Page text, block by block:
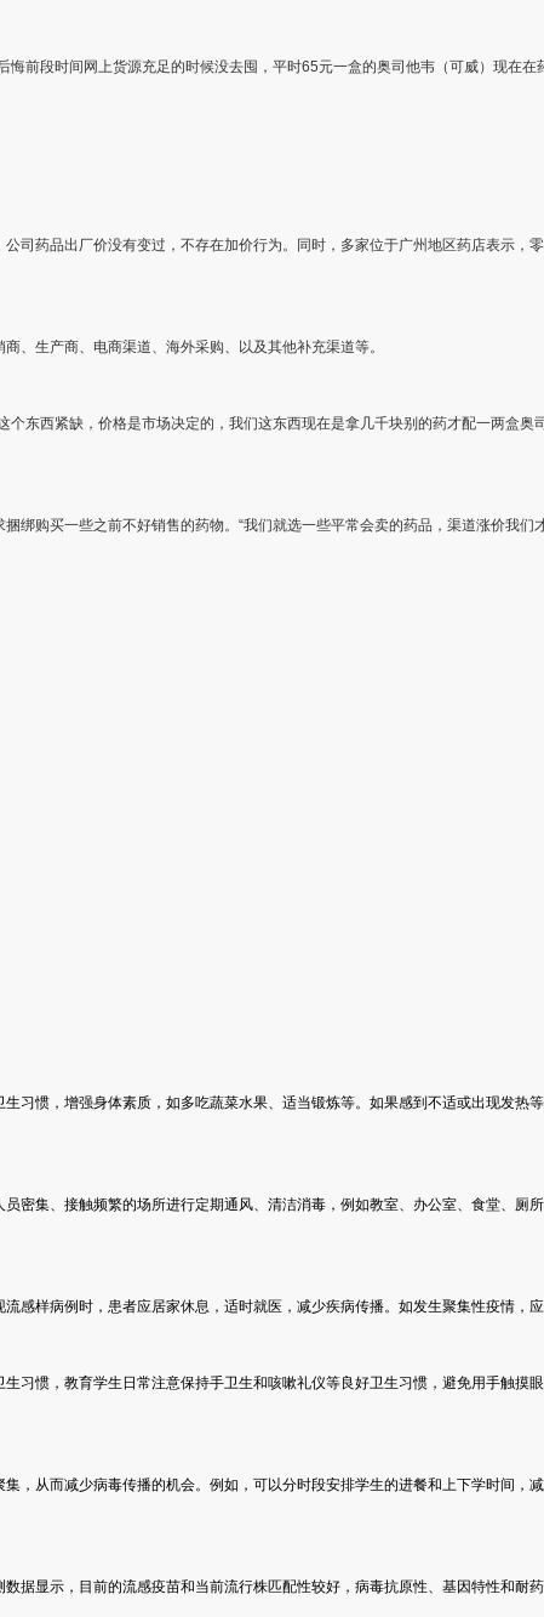
悔前段时间网上货源充足的时候没去囤，平时65元一盒的奥司他韦（可威）现在
司药品出厂价没有变过，不存在加价行为。同时，多家位于广州地区药店表示，
、生产商、电商渠道、海外采购、以及其他补充渠道等。
东西紧缺，价格是市场决定的，我们这东西现在是拿几千块别的药才配一两盒奥
绑购买一些之前不好销售的药物。“我们就选一些平常会卖的药品，渠道涨价我
习惯，增强身体素质，如多吃蔬菜水果、适当锻炼等。如果感到不适或出现发热等
密集、接触频繁的场所进行定期通风、清洁消毒，例如教室、办公室、食堂、厕
感样病例时，患者应居家休息，适时就医，减少疾病传播。如发生聚集性疫情，应
习惯，教育学生日常注意保持手卫生和咳嗽礼仪等良好卫生习惯，避免用手触摸
，从而减少病毒传播的机会。例如，可以分时段安排学生的进餐和上下学时间，减
据显示，目前的流感疫苗和当前流行株匹配性较好，病毒抗原性、基因特性和耐药